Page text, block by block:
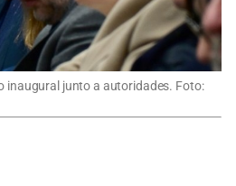
inaugural junto a autoridades. Foto: